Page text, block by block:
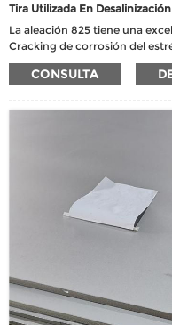
Tira Utilizada En Desalinización
La aleación 825 tiene una
Cracking de corrosión del
contienen ácidos fosfóricos y
contienen ácido nítrico y
temperaturas criogénicas a
CONSULTA